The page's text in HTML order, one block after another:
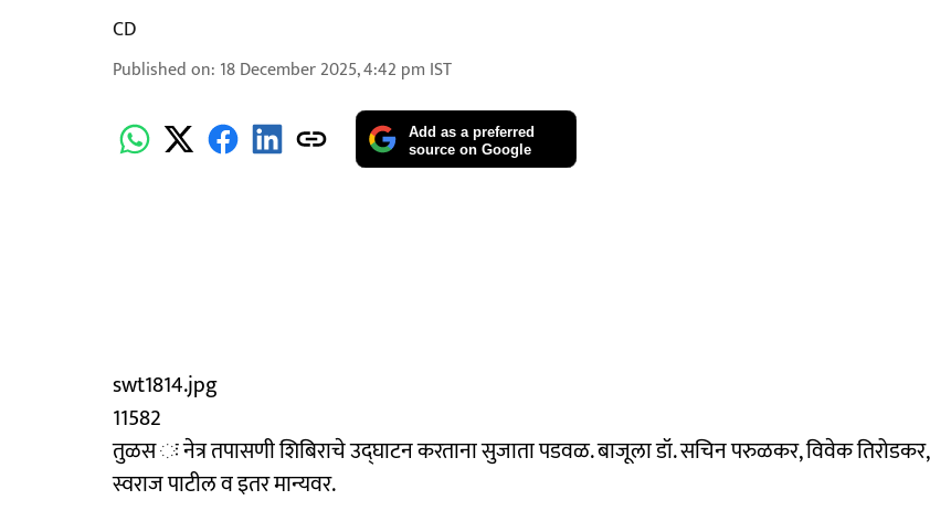
CD
Published on: 18 December 2025, 4:42 pm IST
Add as a preferred
source on Google
swt1814.jpg
11582
तुळस ः नेत्र तपासणी शिबिराचे उद्घाटन करताना सुजाता पडवळ. बाजूला डॉ. सचिन परुळकर, विवेक तिरोडकर,
स्वराज पाटील व इतर मान्यवर.